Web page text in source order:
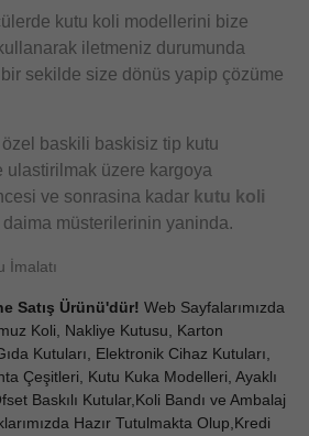
kutu koli modellerini bize
iletmeniz durumunda
sekilde size dönüs yapip çözüme
baskili baskisiz tip kutu
ulastirilmak üzere kargoya
ve sonrasina kadar kutu koli
daima müsterilerinin yaninda.
İmalatı
Satış Ürünü'dür! Web Sayfalarımızda
Koli, Nakliye Kutusu, Karton
Kutuları, Elektronik Cihaz Kutuları,
Çeşitleri, Kutu Kuka Modelleri, Ayaklı
Baskılı Kutular,Koli Bandı ve Ambalaj
Hazır Tutulmakta Olup,Kredi